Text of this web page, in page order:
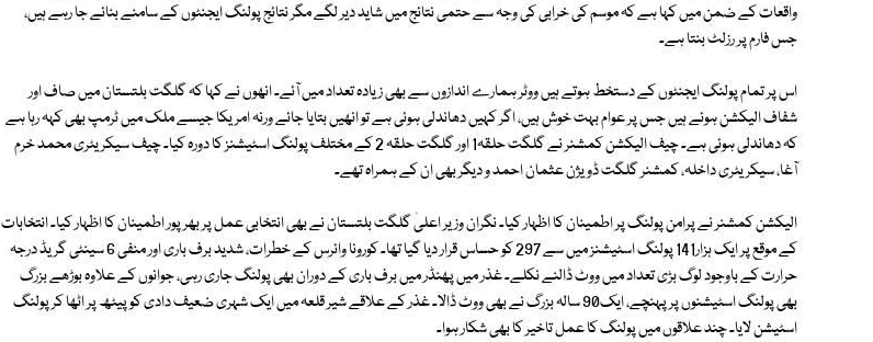
واقعات کے ضمن میں کہا ہے کہ موسم کی خرابی کی وجہ سے حتمی نتائج میں شاید دیر لگے مگر نتائج پولنگ ایجنٹوں کے سامنے بنائے جا رہے ہیں،
جس فارم پر رزلٹ بنتا ہے۔
اس پر تمام پولنگ ایجنٹوں کے دستخط ہوتے ہیں ووٹر ہمارے اندازوں سے بھی زیادہ تعداد میں آئے۔ انھوں نے کہا کہ گلگت بلتستان میں صاف اور
شفاف الیکشن ہوئے ہیں جس پر عوام بہت خوش ہیں، اگر کہیں دھاندلی ہوئی ہے تو انھیں بتایا جائے ورنہ امریکا جیسے ملک میں ٹرمپ بھی کہہ رہا ہے
کہ دھاندلی ہوئی ہے۔ چیف الیکشن کمشنر نے گلگت حلقہ1 اور گلگت حلقہ 2 کے مختلف پولنگ اسٹیشنز کا دورہ کیا۔ چیف سیکریٹری محمد خرم
آغا، سیکریٹری داخلہ، کمشنر گلگت ڈویژن عثمان احمد و دیگر بھی ان کے ہمراہ تھے۔
الیکشن کمشنر نے پرامن پولنگ پر اطمینان کا اظہار کیا۔ نگران وزیر اعلیٰ گلگت بلتستان نے بھی انتخابی عمل پر بھرپور اطمینان کا اظہار کیا۔ انتخابات
کے موقع پر ایک ہزار141 پولنگ اسٹیشنز میں سے 297 کو حساس قرار دیا گیا تھا۔ کورونا وائرس کے خطرات، شدید برف باری اور منفی 6 سینٹی گریڈ درجہ
حرارت کے باوجود لوگ بڑی تعداد میں ووٹ ڈالنے نکلے۔ غذر میں پھنڈر میں برف باری کے دوران بھی پولنگ جاری رہی، جوانوں کے علاوہ بوڑھے بزرگ
بھی پولنگ اسٹیشنوں پر پہنچے، ایک90 سالہ بزرگ نے بھی ووٹ ڈالا۔ غذر کے علاقے شیر قلعہ میں ایک شہری ضعیف دادی کو پیٹھ پر اٹھا کر پولنگ
اسٹیشن لایا۔ چند علاقوں میں پولنگ کا عمل تاخیر کا بھی شکار ہوا۔